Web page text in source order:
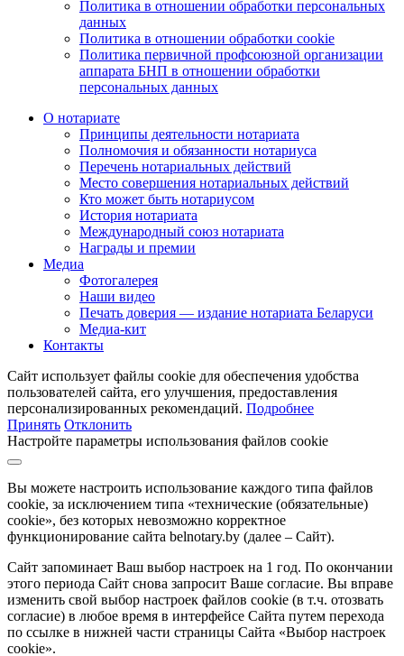
Политика в отношении обработки персональных
данных
Политика в отношении обработки cookie
Политика первичной профсоюзной организации
аппарата БНП в отношении обработки
персональных данных
О нотариате
Принципы деятельности нотариата
Полномочия и обязанности нотариуса
Перечень нотариальных действий
Место совершения нотариальных действий
Кто может быть нотариусом
История нотариата
Международный союз нотариата
Награды и премии
Медиа
Фотогалерея
Наши видео
Печать доверия — издание нотариата Беларуси
Медиа-кит
Контакты
Сайт использует файлы cookie для обеспечения удобства
пользователей сайта, его улучшения, предоставления
персонализированных рекомендаций. Подробнее
Принять Отклонить
Настройте параметры использования файлов cookie
Вы можете настроить использование каждого типа файлов
cookie, за исключением типа «технические (обязательные)
cookie», без которых невозможно корректное
функционирование сайта belnotary.by (далее – Сайт).
Сайт запоминает Ваш выбор настроек на 1 год. По окончании
этого периода Сайт снова запросит Ваше согласие. Вы вправе
изменить свой выбор настроек файлов cookie (в т.ч. отозвать
согласие) в любое время в интерфейсе Сайта путем перехода
по ссылке в нижней части страницы Сайта «Выбор настроек
cookie».